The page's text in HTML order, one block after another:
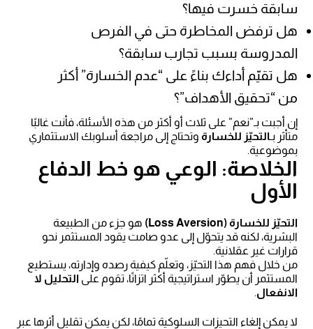
سابقة خسرت فيها؟
هل ترفض المخاطرة حتى في الفرص
المدروسة بسبب تجارب سابقة؟
هل تقيّم أداءك بناءً على “عدم الخسارة” أكثر
من “تحقيق الأهداف”؟
إن أجبت بـ”نعم” على ثلاث أو أكثر من هذه الأسئلة، فأنت غالبًا
متأثر بـالتحيّز للخسارة وتحتاج إلى مراجعة أسلوبك الاستثماري
بموضوعية.
الخلاصة: الوعي هو خط الدفاع
الأول
التحيّز للخسارة (Loss Aversion)
هو جزء من الطبيعة
البشرية، لكنه قد يتحوّل إلى عدو صامت يقود المستثمر نحو
قرارات غير عقلانية.
من خلال فهم هذا التحيّز، وتعلّم كيفية رصده وإدارته، يستطيع
المستثمر أن يطوّر استراتيجية أكثر اتزانًا، تقوم على التحليل لا
الانفعال.
لا يمكن إلغاء التحيزات السلوكية تمامًا، لكن يمكن تقليل أثرها عبر